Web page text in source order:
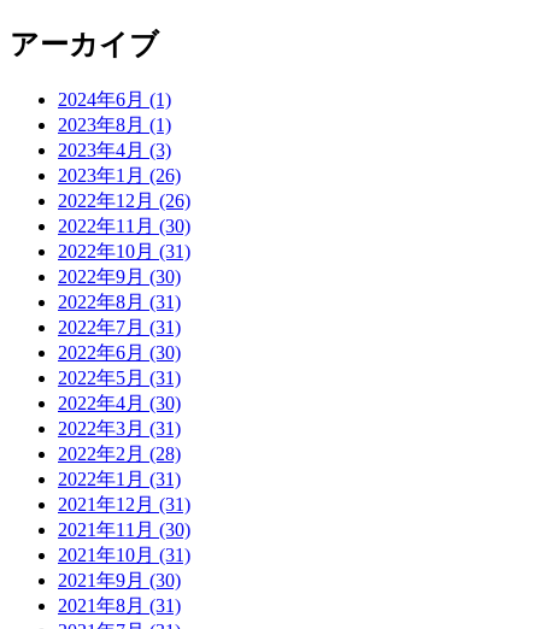
アーカイブ
2024年6月 (1)
2023年8月 (1)
2023年4月 (3)
2023年1月 (26)
2022年12月 (26)
2022年11月 (30)
2022年10月 (31)
2022年9月 (30)
2022年8月 (31)
2022年7月 (31)
2022年6月 (30)
2022年5月 (31)
2022年4月 (30)
2022年3月 (31)
2022年2月 (28)
2022年1月 (31)
2021年12月 (31)
2021年11月 (30)
2021年10月 (31)
2021年9月 (30)
2021年8月 (31)